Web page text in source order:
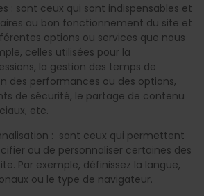
: sont ceux qui sont indispensables et
au bon fonctionnement du site et
options ou services que nous
celles utilisées pour la
la gestion des temps de
des performances ou des options,
de sécurité, le partage de contenu
etc.
: sont ceux qui permettent
ou de personnaliser certaines des
Par exemple, définissez la langue,
ou le type de navigateur.